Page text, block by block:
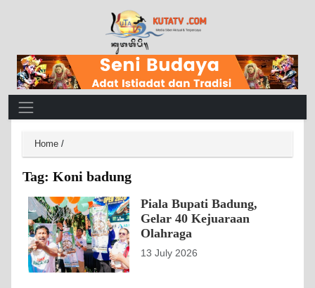
Main Navigation
Home /
Tag: Koni badung
Piala Bupati Badung,
Gelar 40 Kejuaraan
Olahraga
13 July 2026